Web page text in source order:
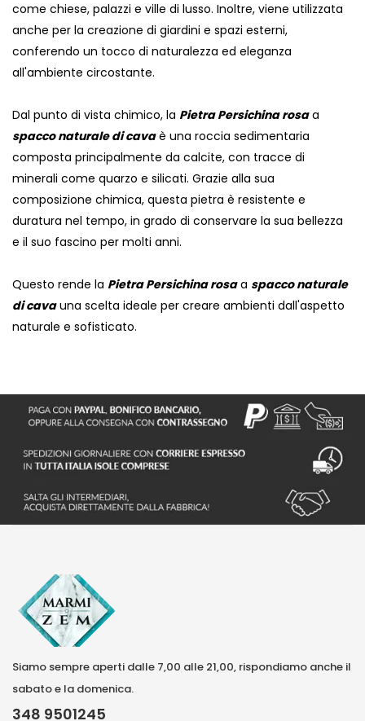
come chiese, palazzi e ville di lusso. Inoltre, viene utilizzata
anche per la creazione di giardini e spazi esterni,
conferendo un tocco di naturalezza ed eleganza
all'ambiente circostante.
Dal punto di vista chimico, la Pietra Persichina rosaa
spacco naturale di cavaè una roccia sedimentaria
composta principalmente da calcite, con tracce di
minerali come quarzo e silicati. Grazie alla sua
composizione chimica, questa pietra è resistente e
duratura nel tempo, in grado di conservare la sua bellezza
e il suo fascino per molti anni.
Questo rende la Pietra Persichina rosaa spacco naturale
di cavauna scelta ideale per creare ambienti dall'aspetto
naturale e sofisticato.
Siamo sempre aperti dalle 7,00 alle 21,00, rispondiamo anche il
sabato e la domenica.
348 9501245